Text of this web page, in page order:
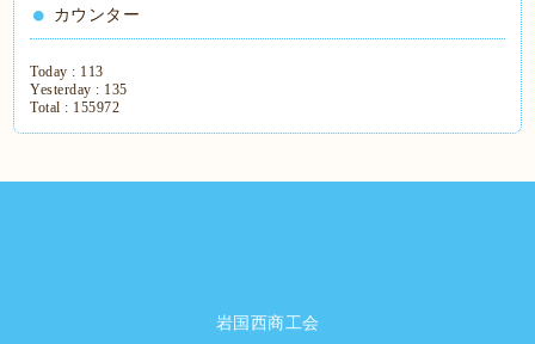
カウンター
Today : 113
Yesterday : 135
Total : 155972
岩国西商工会